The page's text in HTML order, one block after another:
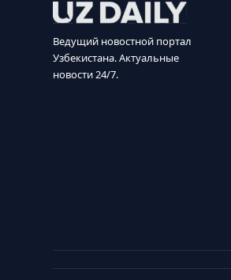
Ведущий новостной портал
Узбекистана. Актуальные
новости 24/7.